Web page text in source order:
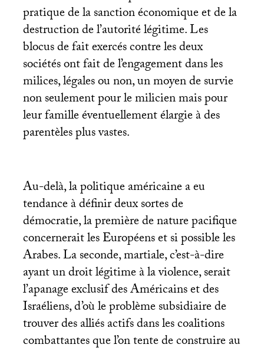
pratique de la sanction économique et de la
destruction de l’autorité légitime. Les
blocus de fait exercés contre les deux
sociétés ont fait de l’engagement dans les
milices, légales ou non, un moyen de survie
non seulement pour le milicien mais pour
leur famille éventuellement élargie à des
parentèles plus vastes.
Au-delà, la politique américaine a eu
tendance à définir deux sortes de
démocratie, la première de nature pacifique
concernerait les Européens et si possible les
Arabes. La seconde, martiale, c’est-à-dire
ayant un droit légitime à la violence, serait
l’apanage exclusif des Américains et des
Israéliens, d’où le problème subsidiaire de
trouver des alliés actifs dans les coalitions
combattantes que l’on tente de construire au